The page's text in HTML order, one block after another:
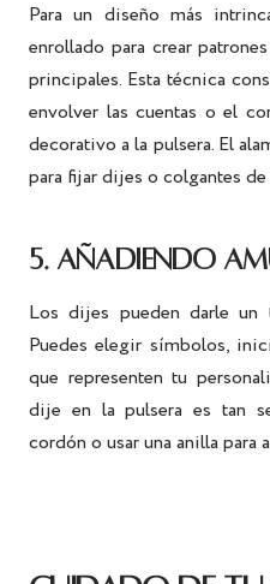
Para un diseño más
enrollado para crear
principales. Esta técnica
envolver las cuentas o el
decorativo a la pulsera. El
para fijar dijes o colgantes
5. AÑADIENDO
Los dijes pueden darle un
Puedes elegir símbolos,
que representen tu
dije en la pulsera es tan
cordón o usar una anilla para